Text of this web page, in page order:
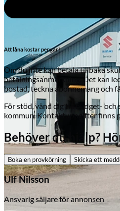
Att låna kostar pengar!
Om du inte kan betala tillbaka
betalningsanmärkning. Det kan
bostad, teckna abonnemang och få
För stöd, vänd dig till budget-
kommun. Kontaktuppgifter finns
Behöver du hjälp?
Boka en provkörning Skicka ett
Ulf Nilsson
Ansvarig säljare för annonsen